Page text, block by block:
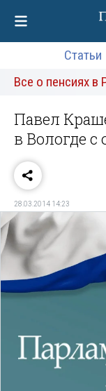
Статьи
Все о пенсиях в
Павел
в Вологде
28.03.2014 14:23